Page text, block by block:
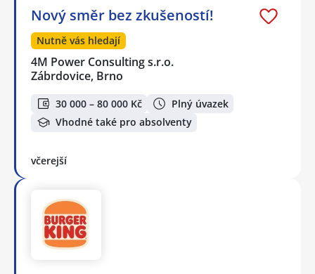
Nový směr bez zkušeností!
Nutně vás hledají
4M Power Consulting s.r.o.
Zábrdovice, Brno
30 000 – 80 000 Kč
Plný úvazek
Vhodné také pro absolventy
včerejší